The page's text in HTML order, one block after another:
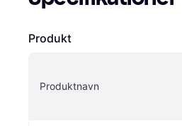
Produkt
Produktnavn